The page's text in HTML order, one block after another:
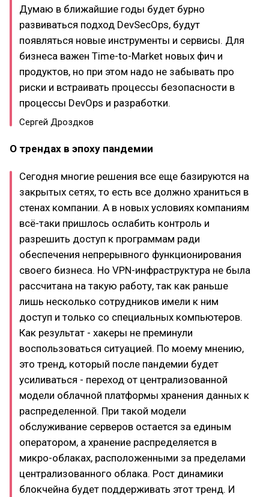
Думаю в ближайшие годы будет бурно
развиваться подход DevSecOps, будут
появляться новые инструменты и сервисы. Для
бизнеса важен Time-to-Market новых фич и
продуктов, но при этом надо не забывать про
риски и встраивать процессы безопасности в
процессы DevOps и разработки.
Сергей Дроздков
О трендах в эпоху пандемии
Сегодня многие решения все еще базируются на
закрытых сетях, то есть все должно храниться в
стенах компании. А в новых условиях компаниям
всё-таки пришлось ослабить контроль и
разрешить доступ к программам ради
обеспечения непрерывного функционирования
своего бизнеса. Но VPN-инфраструктура не была
рассчитана на такую работу, так как раньше
лишь несколько сотрудников имели к ним
доступ и только со специальных компьютеров.
Как результат - хакеры не преминули
воспользоваться ситуацией. По моему мнению,
это тренд, который после пандемии будет
усиливаться - переход от централизованной
модели облачной платформы хранения данных к
распределенной. При такой модели
обслуживание серверов остается за единым
оператором, а хранение распределяется в
микро-облаках, расположенными за пределами
централизованного облака. Рост динамики
блокчейна будет поддерживать этот тренд. И